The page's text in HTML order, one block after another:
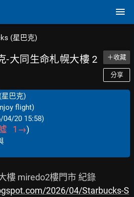
(星巴克)
-大同生命札幌大樓 2
＋收藏
分享
(星巴克)
flight)
04/20 15:58)
1 →)
2026/04/Starbucks-S